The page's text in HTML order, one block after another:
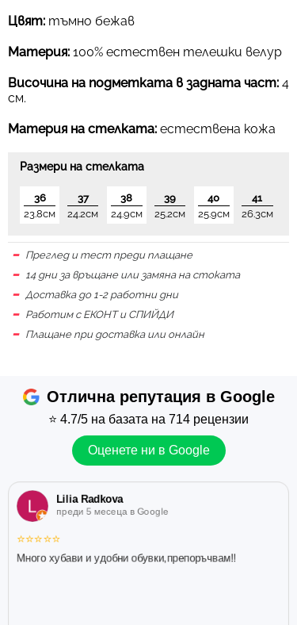
Цвят: тъмно бежав
Материя: 100% естествен телешки велур
Височина на подметката в задната част: 4
см.
Материя на стелката: естествена кожа
Размери на стелката
36
23.8см
37
24.2см
38
24.9см
39
25.2см
40
25.9см
41
26.3см
Преглед и тест преди плащане
14 дни за връщане или замяна на стоката
Доставка до 1-2 работни дни
Работим с ЕКОНТ и СПИЙДИ
Плащане при доставка или онлайн
Отлична репутация в Google
⭐ 4.7/5 на базата на 714 рецензии
Оценете ни в Google
Lilia Radkova
преди 5 месеца в Google
⭐⭐⭐⭐⭐
Много хубави и удобни обувки,препоръчвам!!